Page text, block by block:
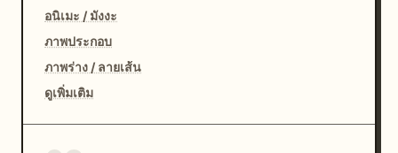
อนิเมะ / มังงะ
ภาพประกอบ
ภาพร่าง / ลายเส้น
ดูเพิ่มเติม